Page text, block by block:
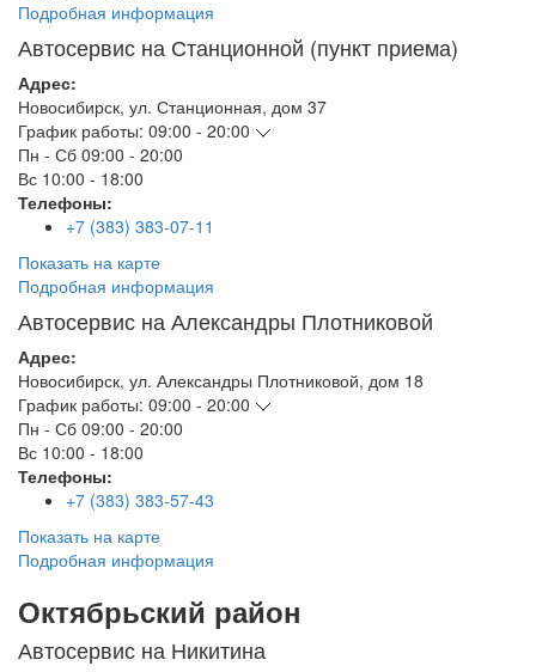
Подробная информация
Автосервис на Станционной (пункт приема)
Адрес:
Новосибирск, ул. Станционная, дом 37
График работы: 09:00 - 20:00
Пн - Сб 09:00 - 20:00
Вс 10:00 - 18:00
Телефоны:
+7 (383) 383-07-11
Показать на карте
Подробная информация
Автосервис на Александры Плотниковой
Адрес:
Новосибирск, ул. Александры Плотниковой, дом 18
График работы: 09:00 - 20:00
Пн - Сб 09:00 - 20:00
Вс 10:00 - 18:00
Телефоны:
+7 (383) 383-57-43
Показать на карте
Подробная информация
Октябрьский район
Автосервис на Никитина